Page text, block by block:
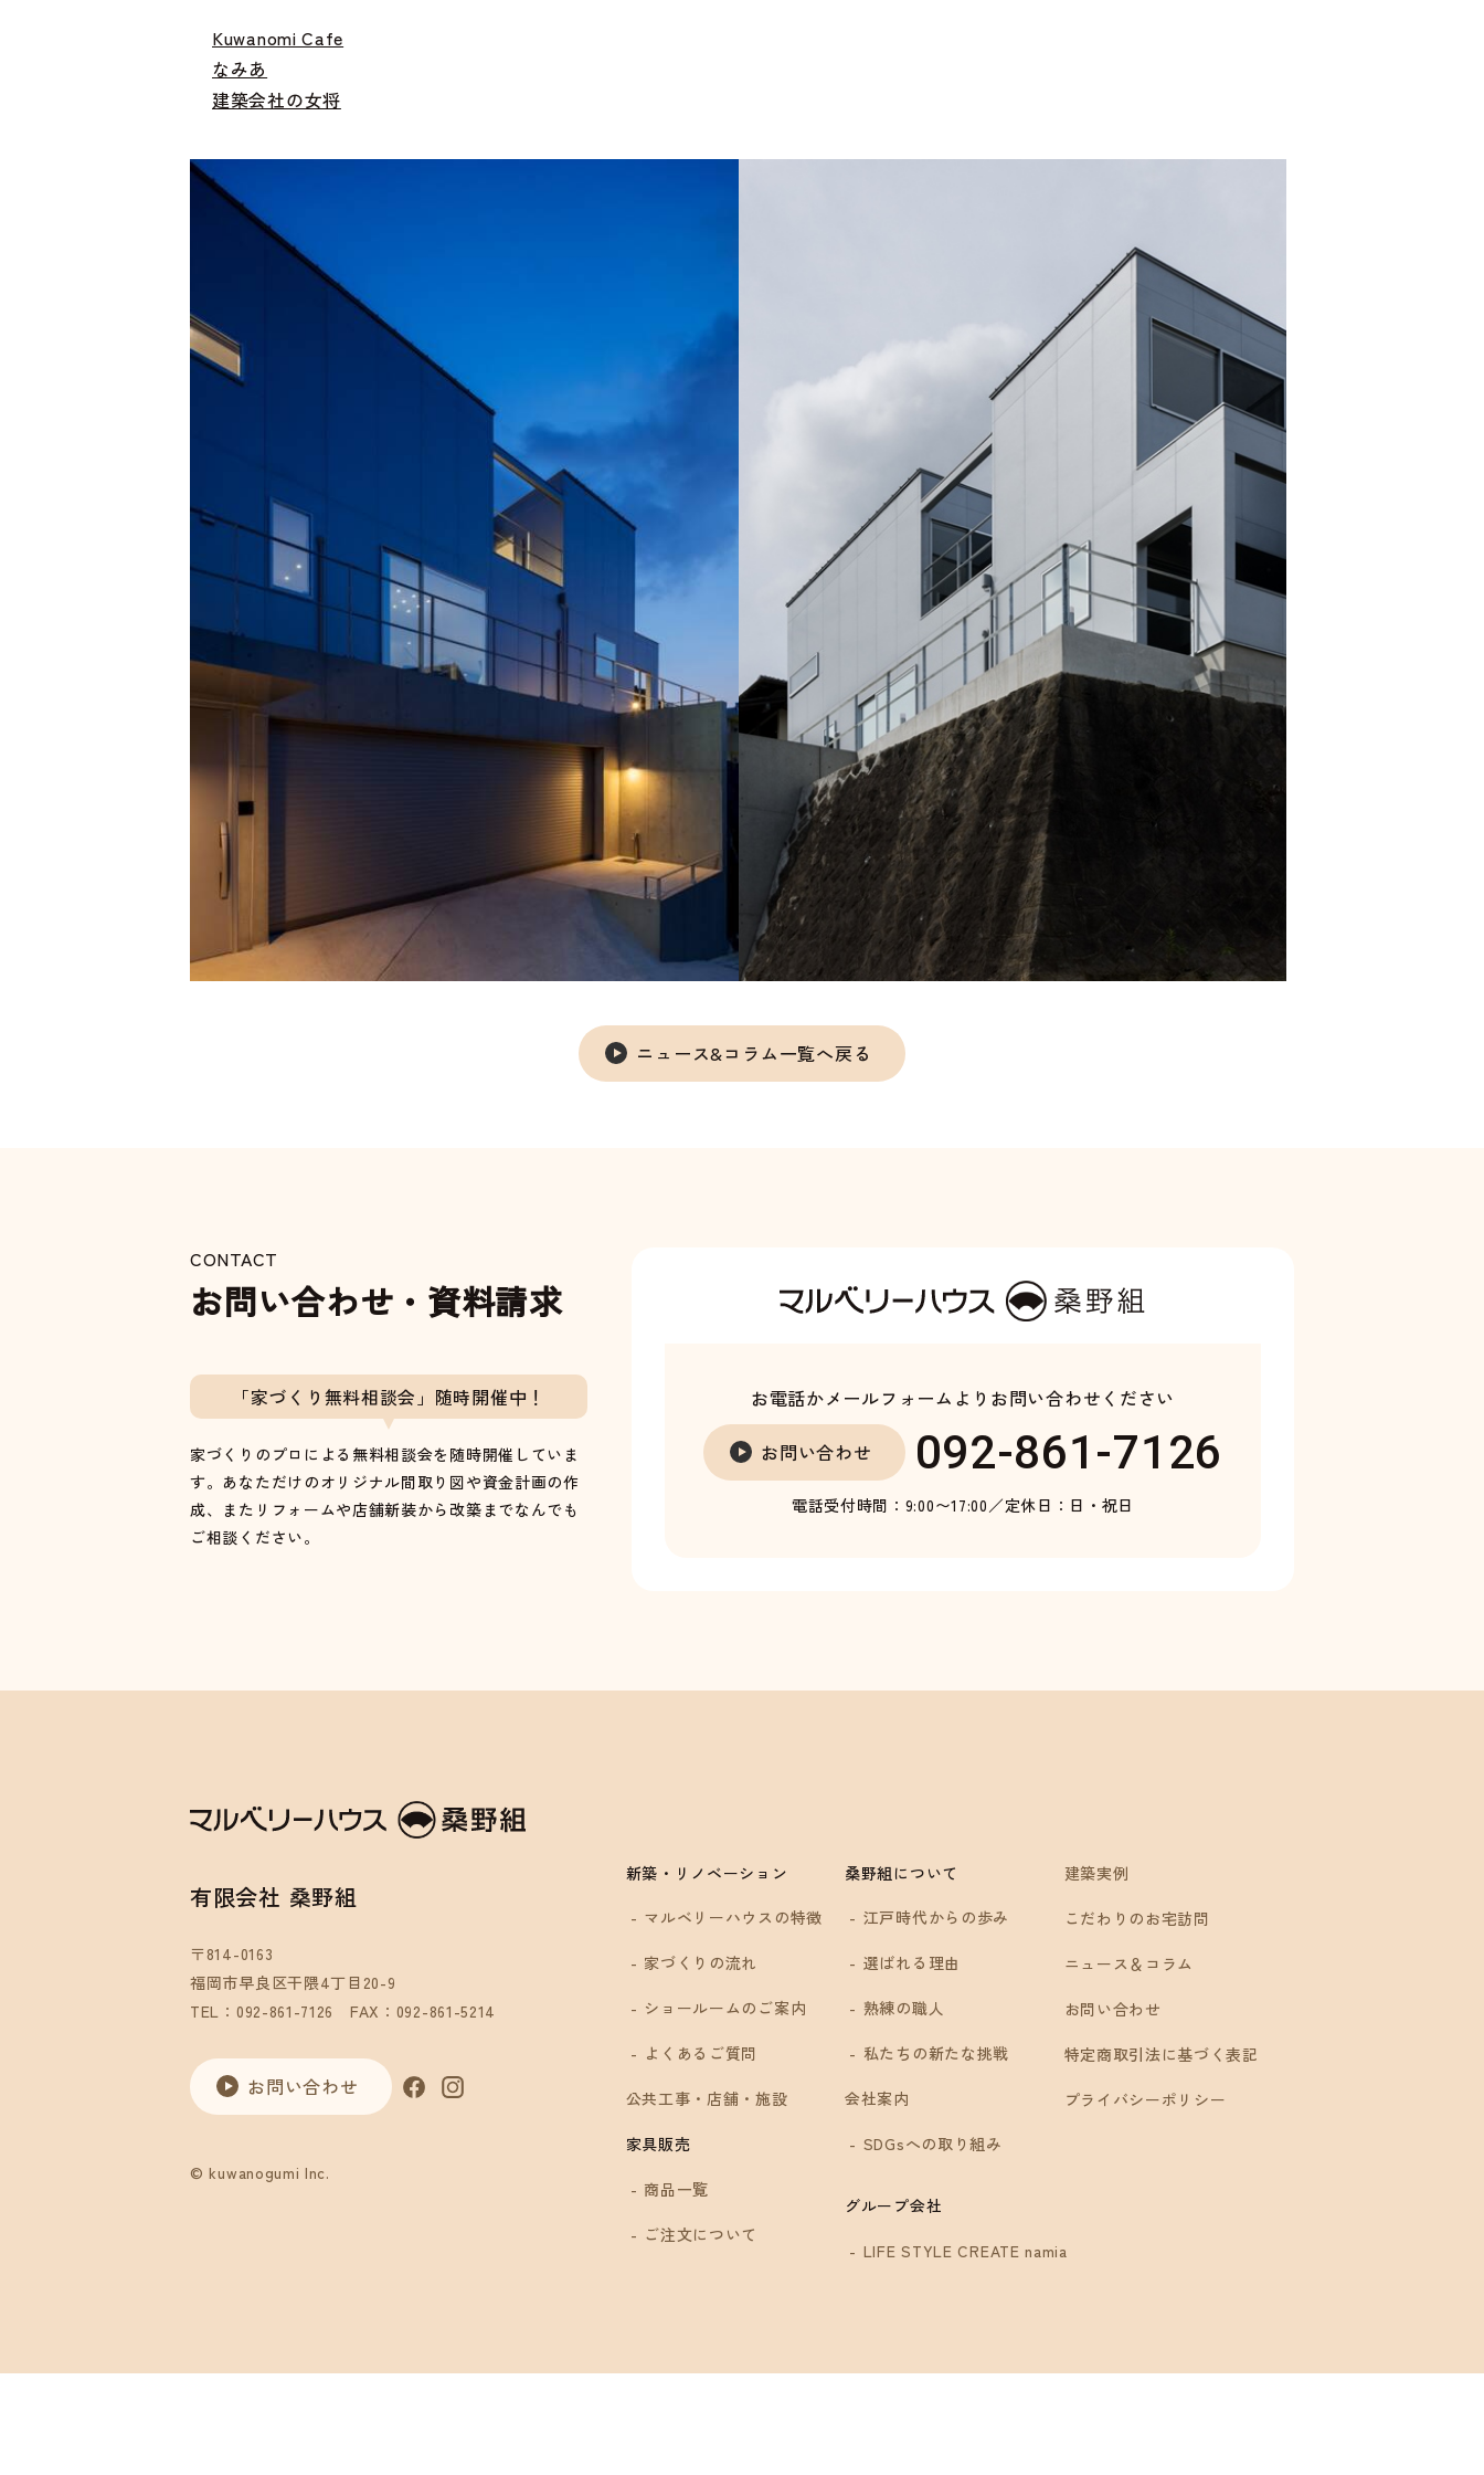
Kuwanomi Cafe
なみあ
建築会社の女将
ニュース&コラム一覧へ戻る
CONTACT
お問い合わせ・資料請求
「家づくり無料相談会」随時開催中！
家づくりのプロによる無料相談会を随時開催していま
す。あなただけのオリジナル間取り図や資金計画の作
成、またリフォームや店舗新装から改築までなんでも
ご相談ください。
お電話かメールフォームより お問い合わせください
お問い合わせ 092-861-7126
電話受付時間：9:00〜17:00／定休日：日・祝日
有限会社 桑野組
〒814-0163
福岡市早良区干隈4丁目20-9
TEL：092-861-7126
FAX：092-861-5214
お問い合わせ
© kuwanogumi Inc.
新築・リノベーション
マルベリーハウスの特徴
家づくりの流れ
ショールームのご案内
よくあるご質問
公共工事・店舗・施設
家具販売
商品一覧
ご注文について
桑野組について
江戸時代からの歩み
選ばれる理由
熟練の職人
私たちの新たな挑戦
会社案内
SDGsへの取り組み
グループ会社
LIFE STYLE CREATE namia
建築実例
こだわりのお宅訪問
ニュース＆コラム
お問い合わせ
特定商取引法に基づく表記
プライバシーポリシー